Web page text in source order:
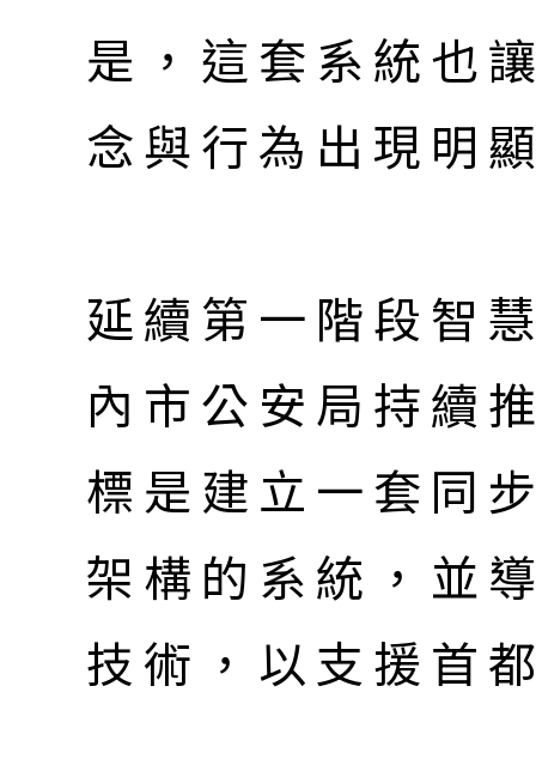
是，這套系統也
念與行為出現明
延續第一階段智
內市公安局持續
標是建立一套同
架構的系統，並
技術，以支援首